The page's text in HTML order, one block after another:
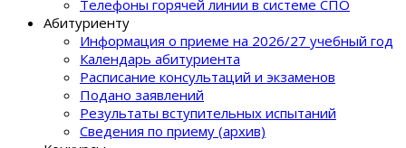
Телефоны горячей линии в системе СПО
Абитуриенту
Информация о приеме на 2026/27 учебный год
Календарь абитуриента
Расписание консультаций и экзаменов
Подано заявлений
Результаты вступительных испытаний
Сведения по приему (архив)